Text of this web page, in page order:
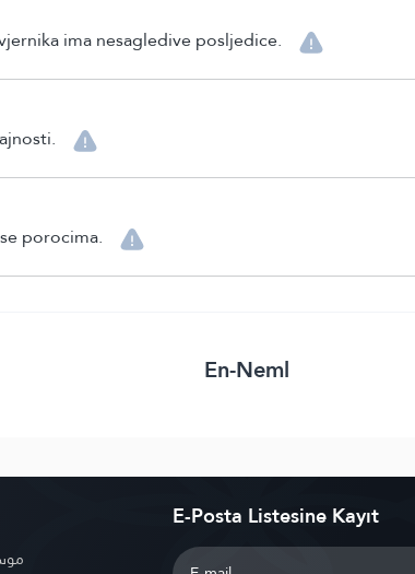
ima nesagledive posljedice.
porocima.
En-Neml
E-Posta Listesine Kayıt